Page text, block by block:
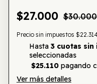
$27.000 $30.000
Precio sin impuestos
Hasta 3 cuotas sin
seleccionadas
$25.110pagando
Ver más detalles